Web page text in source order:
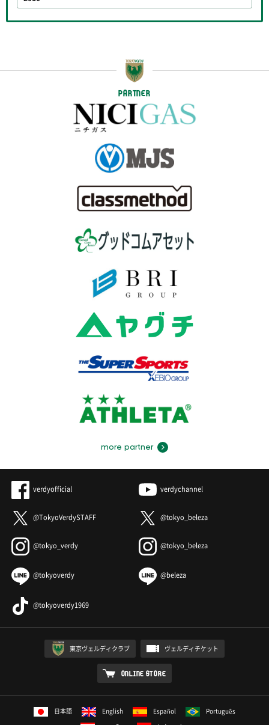
PARTNER
more partner
verdyofficial verdychannel
@TokyoVerdySTAFF @tokyo_beleza
@tokyo_verdy @tokyo_beleza
@tokyoverdy @beleza
@tokyoverdy1969
東京ヴェルディクラブ ヴェルディチケット
ONLINE STORE
日本語 English Español
Português